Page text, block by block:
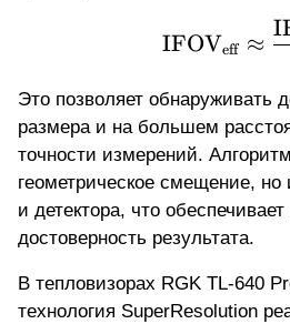
IFOVeff ≈
Это позволяет обнаруживать
размера и на большем
точности измерений.
геометрическое смещение, но
и детектора, что
достоверность результата.
В тепловизорах RGK TL-640
технология SuperResolution